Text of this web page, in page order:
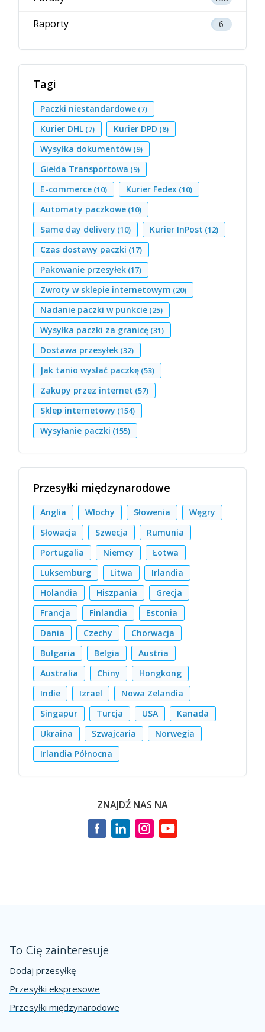
ZNAJDŹ NAS NA
Raporty 6
Tagi
Paczki niestandardowe (7)
Kurier DHL (7) Kurier DPD (8)
Wysyłka dokumentów(9)
Giełda Transportowa (9)
E-commerce (10) Kurier Fedex (10)
Automaty paczkowe (10)
Same day delivery (10) Kurier InPost (12)
Czas dostawy paczki (17)
Pakowanie przesyłek (17)
Zwroty w sklepie internetowym (20)
Nadanie paczki w punkcie (25)
Wysyłka paczki za granicę (31)
Dostawa przesyłek (32)
Jak tanio wysłać paczkę (53)
Zakupy przez internet (57)
Sklep internetowy (154)
Wysyłanie paczki (155)
Przesyłki międzynarodowe
Anglia Włochy Słowenia
Węgry
Słowacja
Szwecja
Rumunia
Portugalia
Niemcy
Łotwa
Luksemburg
Litwa
Irlandia
Holandia
Hiszpania
Grecja
Francja
Finlandia
Estonia
Dania
Czechy
Chorwacja
Bułgaria
Belgia
Austria
Australia
Chiny
Hongkong
Indie
Izrael
Nowa Zelandia
Singapur
Turcja USA
Kanada
Ukraina
Szwajcaria
Norwegia
Irlandia Północna
To Cię zainteresuje
Dodaj przesyłkę
Przesyłki ekspresowe
Przesyłki międzynarodowe